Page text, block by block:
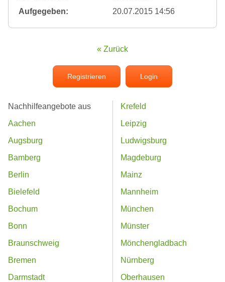
Aufgegeben:
20.07.2015 14:56
« Zurück
Registrieren Login
Nachhilfeangebote aus
Aachen
Augsburg
Bamberg
Berlin
Bielefeld
Bochum
Bonn
Braunschweig
Bremen
Darmstadt
Krefeld
Leipzig
Ludwigsburg
Magdeburg
Mainz
Mannheim
München
Münster
Mönchengladbach
Nürnberg
Oberhausen